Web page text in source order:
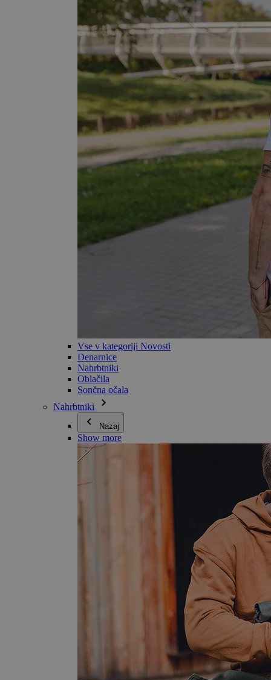
Vse v kategoriji Novosti
Denarnice
Nahrbtniki
Oblačila
Sončna očala
Nahrbtniki
Nazaj
Show more